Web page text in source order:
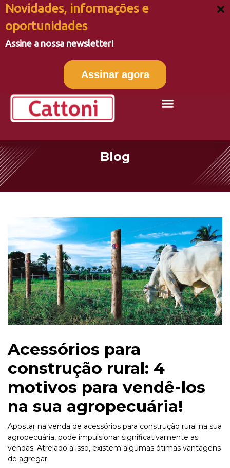
Novidades, informações e
oportunidades
Assine a nossa newsletter!
Assinar agora
Blog
Acessórios para
construção rural: 4
motivos para vendê-los
na sua agropecuária!
Apostar na venda de acessórios para construção rural na sua
agropecuária, pode impulsionar significativamente as
vendas. Atrelado a isso, existem algumas ótimas vantagens
de agregar